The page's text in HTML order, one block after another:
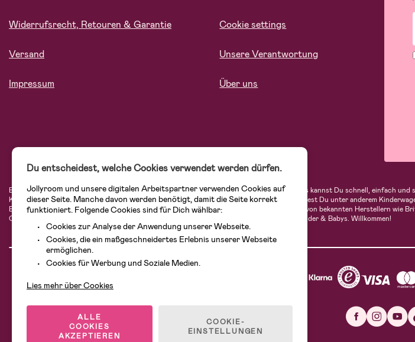
Widerrufsrecht, Retouren & Garantie
Versand
Impressum
Cookie settings
Unsere Verantwortung
Über uns
Bei Jollyroom.de findest Du eine tolle Auswahl an Produkten für Familien mit Kindern. Bei uns kannst Du schnell, einfach
Kundenservice kannst Du Dich beim Einkauf bei uns sicher fühlen. In unserem Sortiment findest Du unter anderem
Einrichtungsgegenstände, Spielsachen, Babyprodukte und vieles mehr. Wir haben Produkte von bekannten Herstellern wie
Cybex, LEGO und vielen mehr. Schau Dich um in unserer vielfältigen Online-Boutique für Kinder & Babys. Willkommen!
Du entscheidest, welche Cookies verwendet werden dürfen.
Jollyroom und unsere digitalen Arbeitspartner verwenden Cookies auf
dieser Seite. Manche davon werden benötigt, damit die Seite korrekt
funktioniert. Folgende Cookies sind für Dich wählbar:
Cookies zur Analyse der Anwendung unserer Webseite.
Cookies, die ein maßgeschneidertes Erlebnis unserer Webseite
ermöglichen.
Cookies für Werbung und Soziale Medien.
Lies mehr über Cookies
ALLE
COOKIES
AKZEPTIEREN
COOKIE-
EINSTELLUNGEN